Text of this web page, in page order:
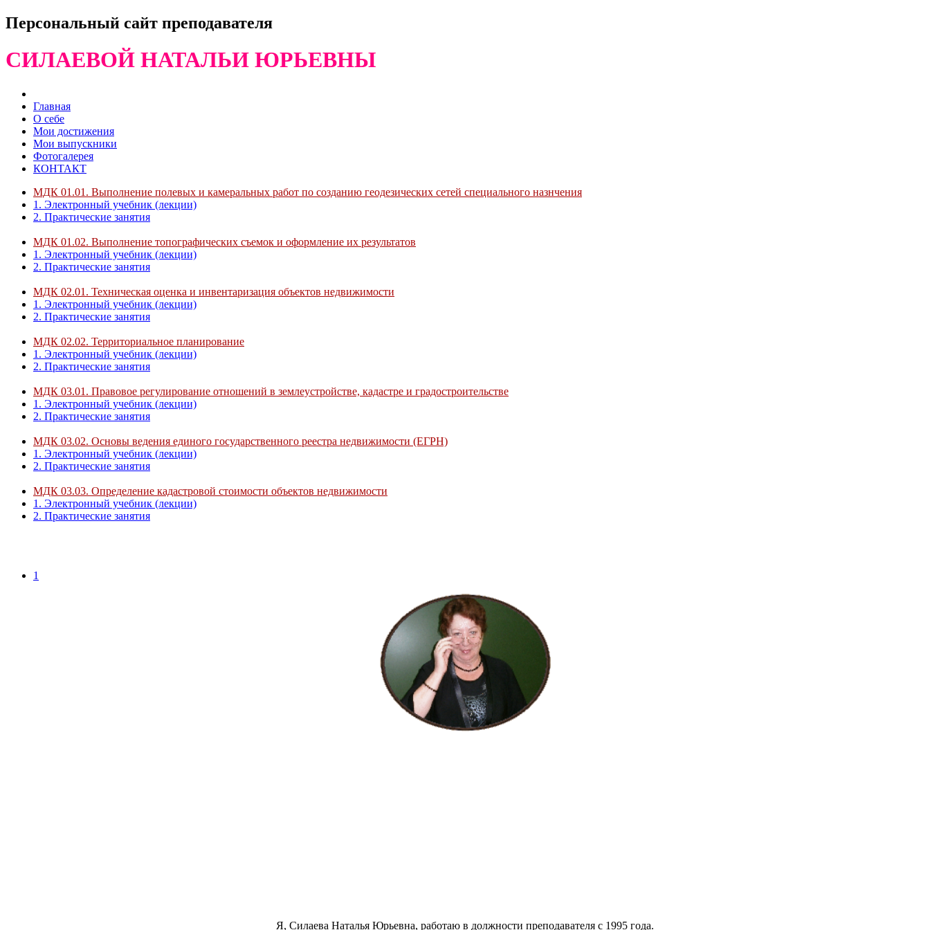
Персональный сайт преподавателя
СИЛАЕВОЙ НАТАЛЬИ ЮРЬЕВНЫ
Главная
О себе
Мои достижения
Мои выпускники
Фотогалерея
КОНТАКТ
МДК 01.01. Выполнение полевых и камеральных работ по созданию геодезических сетей специального назнчения
1. Электронный учебник (лекции)
2. Практические занятия
МДК 01.02. Выполнение топографических съемок и оформление их результатов
1. Электронный учебник (лекции)
2. Практические занятия
МДК 02.01. Техническая оценка и инвентаризация объектов недвижимости
1. Электронный учебник (лекции)
2. Практические занятия
МДК 02.02. Территориальное планирование
1. Электронный учебник (лекции)
2. Практические занятия
МДК 03.01. Правовое регулирование отношений в землеустройстве, кадастре и градостроительстве
1. Электронный учебник (лекции)
2. Практические занятия
МДК 03.02. Основы ведения единого государственного реестра недвижимости (ЕГРН)
1. Электронный учебник (лекции)
2. Практические занятия
МДК 03.03. Определение кадастровой стоимости объектов недвижимости
1. Электронный учебник (лекции)
2. Практические занятия
1
Я, Силаева Наталья Юрьевна, работаю в должности преподавателя с 1995 года.